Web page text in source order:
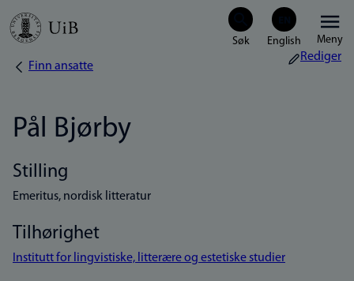
Hopp
Meny
Navigasjonssti
Finn ansatte
Rediger
Pål Bjørby
Stilling
Emeritus, nordisk litteratur
Tilhørighet
Institutt for lingvistiske, litterære og estetiske studier